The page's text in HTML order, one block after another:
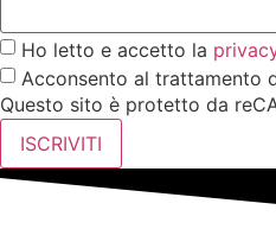
Ho letto e accetto la
Acconsento al trattamento
Questo sito è protetto da
ISCRIVITI